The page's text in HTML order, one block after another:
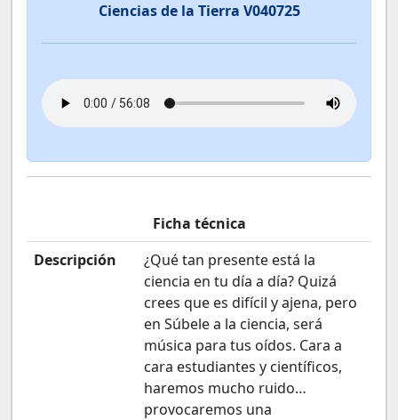
Ciencias de la Tierra V040725
Ficha técnica
Descripción
¿Qué tan presente está la
ciencia en tu día a día? Quizá
crees que es difícil y ajena, pero
en Súbele a la ciencia, será
música para tus oídos. Cara a
cara estudiantes y científicos,
haremos mucho ruido…
provocaremos una